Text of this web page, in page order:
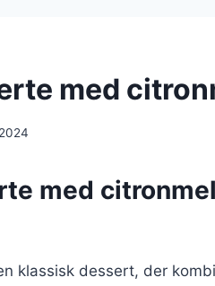
med
med
klassisk dessert, der